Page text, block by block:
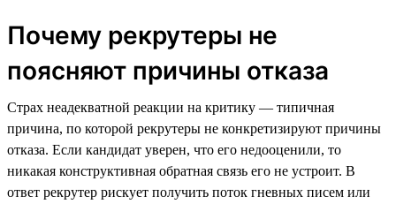
Почему рекрутеры не
поясняют причины отказа
Страх неадекватной реакции на критику — типичная
причина, по которой рекрутеры не конкретизируют причины
отказа. Если кандидат уверен, что его недооценили, то
никакая конструктивная обратная связь его не устроит. В
ответ рекрутер рискует получить поток гневных писем или